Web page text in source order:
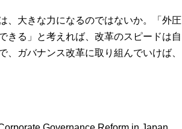
、大きな力になるのではないか。「外圧
きる」と考えれば、改革のスピードは自
ガバナンス改革に取り組んでいけば、